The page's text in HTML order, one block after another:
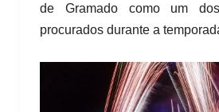
de Gramado como um
procurados durante a